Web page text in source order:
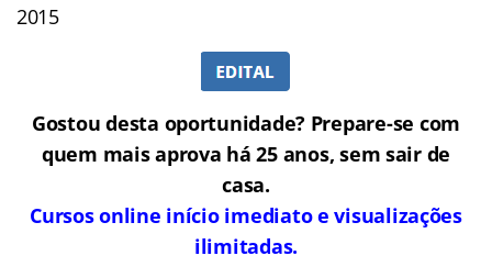
2015
Gostou desta oportunidade? Prepare-se com
quem mais aprova há 25 anos, sem sair de
casa.
Cursos online início imediato e visualizações
ilimitadas.